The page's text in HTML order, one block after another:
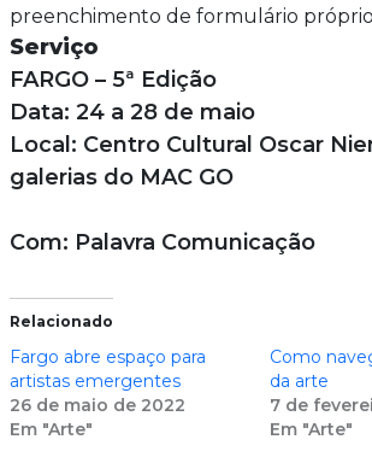
preenchimento de formulário
Serviço
FARGO – 5ª Edição
Data: 24 a 28 de maio
Local: Centro Cultural Oscar
galerias do MAC GO
Com: Palavra Comunicação
Relacionado
Fargo abre espaço para
artistas emergentes
26 de maio de 2022
Em "Arte"
Como
da arte
7 de
Em "Arte"